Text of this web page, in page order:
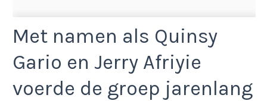
Met namen als Quinsy
Gario en Jerry Afriyie
voerde de groep jarenlang